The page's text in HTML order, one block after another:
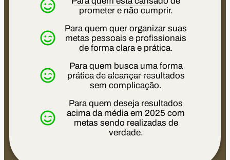
prometer e não cumprir.
Para quem quer organizar suas
metas pessoais e profissionais
de forma clara e prática.
Para quem busca uma forma
prática de alcançar resultados
sem complicação.
Para quem deseja resultados
acima da média em 2025 com
metas sendo realizadas de
verdade.